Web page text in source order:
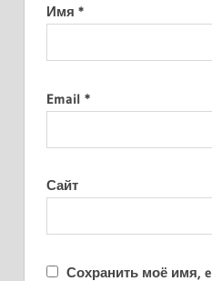
Имя *
Email *
Сайт
Сохранить моё имя,